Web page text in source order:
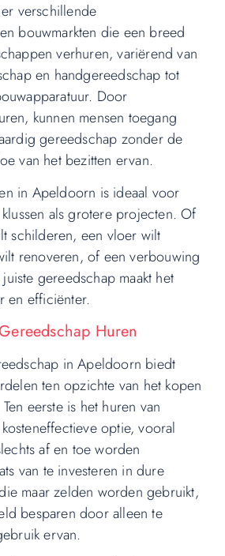
verschillende
bouwmarkten die een breed
verhuren, variërend van
en handgereedschap tot
Door
kunnen mensen toegang
gereedschap zonder de
van het bezitten ervan.
in Apeldoorn is ideaal voor
als grotere projecten. Of
schilderen, een vloer wilt
renoveren, of een verbouwing
gereedschap maakt het
en efficiënter.
Huren
in Apeldoorn biedt
ten opzichte van het kopen
eerste is het huren van
optie, vooral
af en toe worden
van te investeren in dure
maar zelden worden gebruikt,
besparen door alleen te
ervan.